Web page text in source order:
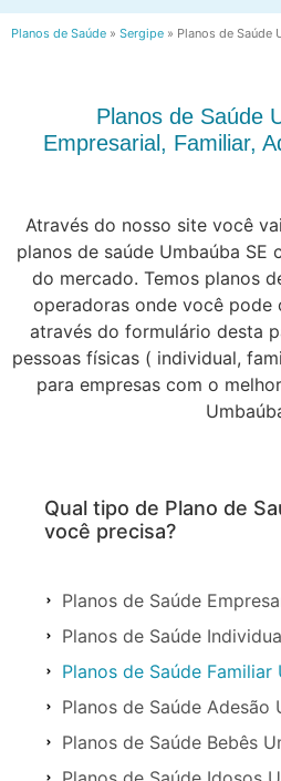
Planos de Saúde » Sergipe » Planos de Saúde
Planos de Saúde
Empresarial, Familiar,
Através do nosso site você
planos de saúde Umbaúba SE
do mercado. Temos planos
operadoras onde você pode
através do formulário desta
pessoas físicas ( individual,
para empresas com o
Qual tipo de Plano de
você precisa?
Planos de Saúde
Planos de Saúde
Planos de Saúde Familiar
Planos de Saúde Adesão
Planos de Saúde Bebês